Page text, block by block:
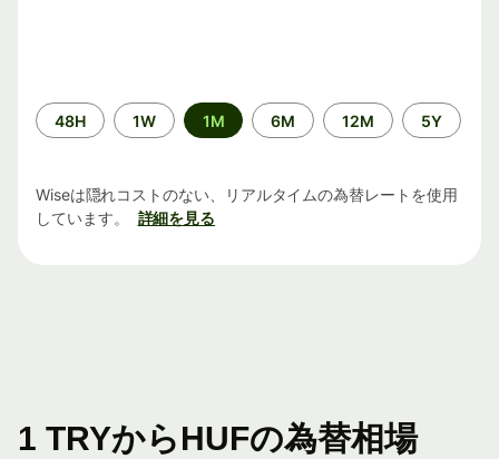
期
間
48H 1W 1M 6M 12M 5Y
Wiseは隠れコストのない、リアルタイムの為替レートを使用
しています。
詳細を見る
1 TRYからHUFの為替相場